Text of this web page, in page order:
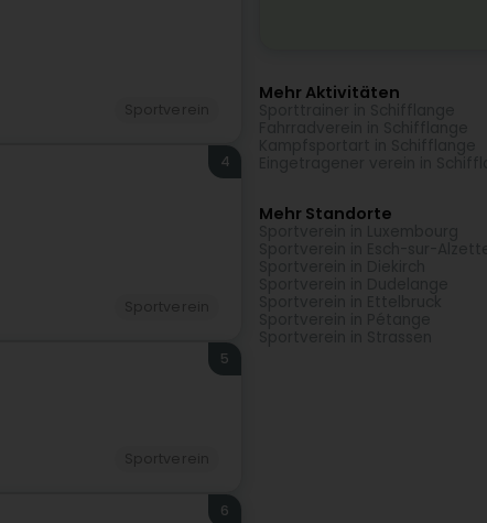
4
5
6
Mehr Aktivitäten
Mehr Standorte